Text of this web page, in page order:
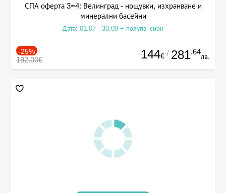
СПА оферта 3=4: Велинград - нощувки, изхранване и
минерални басейни
Дата: 01.07 - 30.09 + полупансион
-25%
192.00€ 144€ / 281.64
лв.